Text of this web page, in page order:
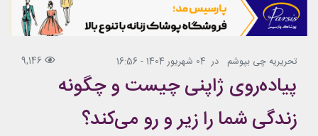
تحریریه چی بپوشم در 04 شهریور 1404 - 16:56 9,146
پیاده‌روی ژاپنی چیست و چگونه
زندگی شما را زیر و رو می‌کند؟